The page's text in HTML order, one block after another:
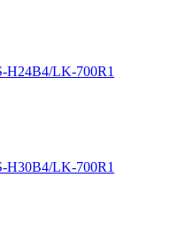
H24B4/LK-700R1
H30B4/LK-700R1